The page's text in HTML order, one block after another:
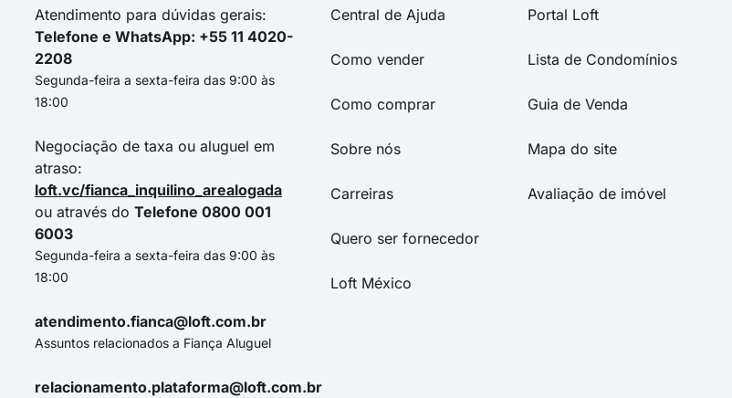
Atendimento para dúvidas gerais:
Telefone e WhatsApp: +55 11 4020-
2208
Segunda-feira a sexta-feira das 9:00 às
18:00
Negociação de taxa ou aluguel em
atraso:
loft.vc/fianca_inquilino_arealogada
ou através do Telefone 0800 001
6003
Segunda-feira a sexta-feira das 9:00 às
18:00
atendimento.fianca@loft.com.br
Assuntos relacionados a Fiança Aluguel
relacionamento.plataforma@loft.com.br
Central de Ajuda
Como vender
Como comprar
Sobre nós
Carreiras
Quero ser fornecedor
Loft México
Portal Loft
Lista de Condomínios
Guia de Venda
Mapa do site
Avaliação de imóvel